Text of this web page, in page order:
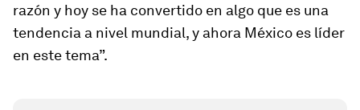
razón y hoy se ha convertido en algo que es una
tendencia a nivel mundial, y ahora México es líder
en este tema”.